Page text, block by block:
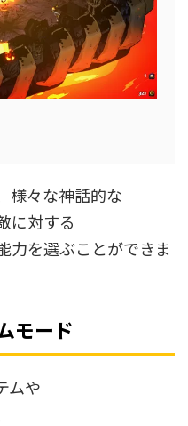
様々な神話的な
に対する
力を選ぶことができま
モード
ムや